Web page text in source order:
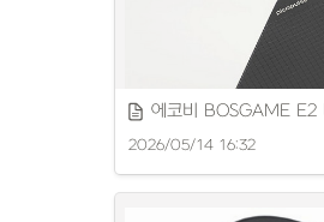
에코비 BOSGAME E2
2026/05/14 16:32